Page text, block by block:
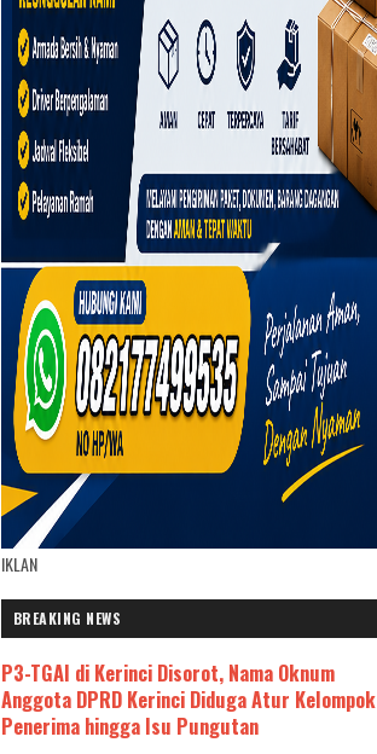
IKLAN
BREAKING NEWS
P3-TGAI di Kerinci Disorot, Nama Oknum
Anggota DPRD Kerinci Diduga Atur Kelompok
Penerima hingga Isu Pungutan